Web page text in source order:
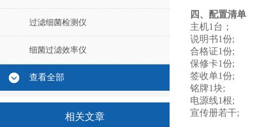
过滤细菌检测仪
细菌过滤效率仪
查看全部
相关文章
四、配置清单
主机1台；
说明书1份;
合格证1份;
保修卡1份;
签收单1份;
铭牌1块;
电源线1根;
宣传册若干;